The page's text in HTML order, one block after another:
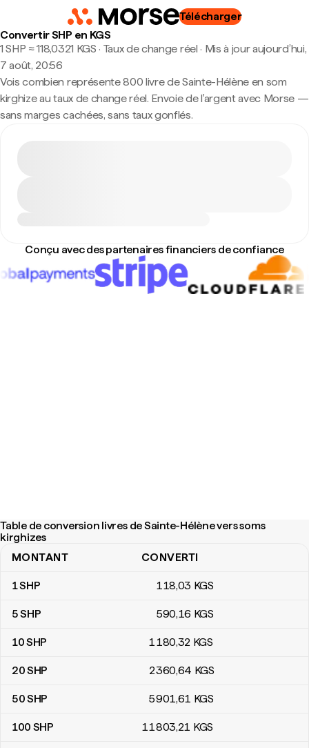
Télécharger
Convertir SHP en KGS
1 SHP ≈ 118,0321 KGS · Taux de change réel · Mis à jour aujourd’hui,
7 août, 20:56
Vois combien représente 800 livre de Sainte-Hélène en som
kirghize au taux de change réel. Envoie de l'argent avec Morse —
sans marges cachées, sans taux gonflés.
Conçu avec des partenaires financiers de confiance
Table de conversion livres de Sainte-Hélène vers soms
kirghizes
Table de conversion livres de Sainte-Hélène vers soms kirghizes
MONTANT CONVERTI
1SHP 118,03 KGS
5SHP 590,16 KGS
10SHP 1 180,32 KGS
20SHP 2 360,64 KGS
50SHP 5 901,61 KGS
100 SHP 11 803,21 KGS